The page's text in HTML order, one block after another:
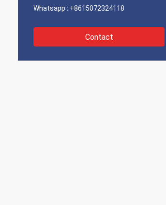
Whatsapp : +8615072324118
Contact